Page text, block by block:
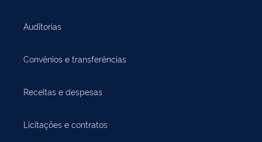
Auditorias
Convênios e transferências
Receitas e despesas
Licitações e contratos